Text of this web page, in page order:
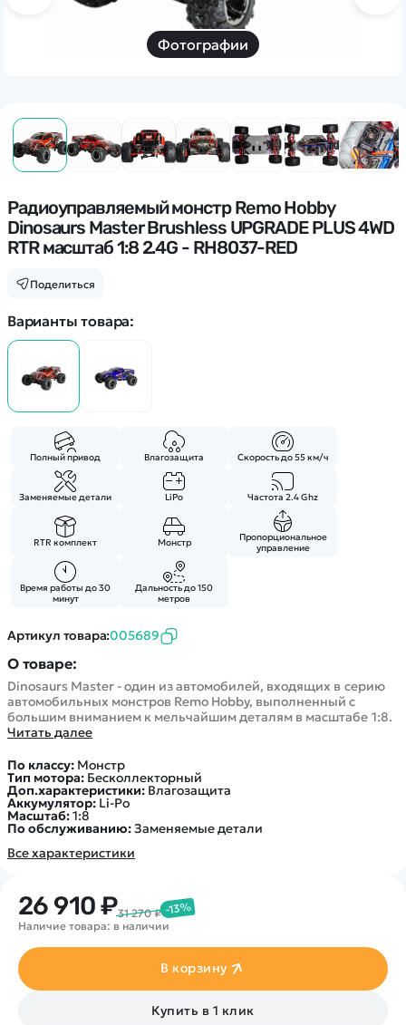
Фотографии
Радиоуправляемый монстр Remo Hobby
Dinosaurs Master Brushless UPGRADE PLUS 4WD
RTR масштаб 1:8 2.4G - RH8037-RED
Поделиться
Варианты товара:
Полный привод Влагозащита Скорость до 55 км/ч
Заменяемые детали LiPo Частота 2.4 Ghz
RTR комплект Монстр
Пропорциональное
управление
Время работы до 30
минут
Дальность до 150
метров
Артикул товара:005689
О товаре:
Dinosaurs Master - один из автомобилей, входящих в серию
автомобильных монстров Remo Hobby, выполненный с
большим вниманием к мельчайшим деталям в масштабе 1:8.
Читать далее
По классу: Монстр
Тип мотора: Бесколлекторный
Доп.характеристики: Влагозащита
Аккумулятор: Li-Po
Масштаб:1:8
По обслуживанию:Заменяемые детали
Все характеристики
26 910 ₽31 270 ₽ -13%
Наличие товара: в наличии
В корзину
Купить в 1 клик
Дополнительный способ связи
Заказать звонок
Каталог
Квадрокоптеры
Танки
Вертолеты
Катера
Роботы
Самолеты
Сборные модели
Детские электромобили
Спецтехника
Железные дороги
Запчасти для моделей
Информация
Оптовые продажи
Блог
Статьи про беспилотники
Обзор квадрокоптеров
Аренда Квадрокоптеров
Покупка в кредит
Покупателю
Контакты
Оплата и доставка
Помощь
Отследить заказ
Оплата на сайте